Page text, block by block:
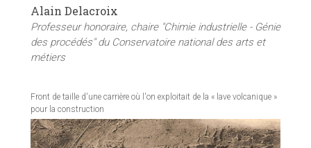
Alain Delacroix
Professeur honoraire, chaire "Chimie industrielle - Génie
des procédés" du Conservatoire national des arts et
métiers
Front de taille d'une carrière où l'on exploitait de la « lave volcanique »
pour la construction